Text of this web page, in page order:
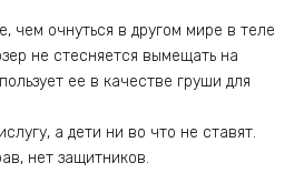
чем очнуться в другом мире в теле
не стесняется вымещать на
ее в качестве груши для
а дети ни во что не ставят.
нет защитников.